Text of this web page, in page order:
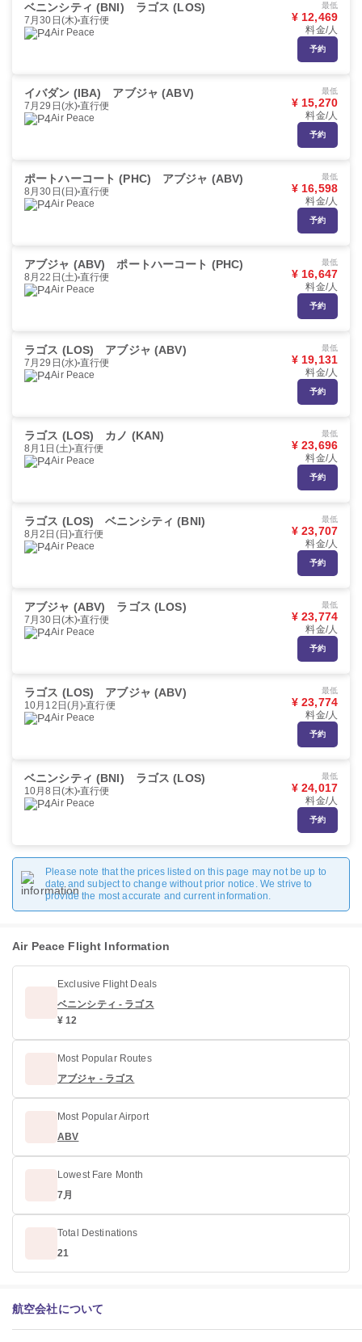
ベニンシティ (BNI) ラゴス (LOS)
7月30日(木) 直行便
Air Peace
最低
¥ 12,469
料金/人
予約
イバダン (IBA) アブジャ (ABV)
7月29日(水) 直行便
Air Peace
最低
¥ 15,270
料金/人
予約
ポートハーコート (PHC) アブジャ (ABV)
8月30日(日) 直行便
Air Peace
最低
¥ 16,598
料金/人
予約
アブジャ (ABV) ポートハーコート (PHC)
8月22日(土) 直行便
Air Peace
最低
¥ 16,647
料金/人
予約
ラゴス (LOS) アブジャ (ABV)
7月29日(水) 直行便
Air Peace
最低
¥ 19,131
料金/人
予約
ラゴス (LOS) カノ (KAN)
8月1日(土) 直行便
Air Peace
最低
¥ 23,696
料金/人
予約
ラゴス (LOS) ベニンシティ (BNI)
8月2日(日) 直行便
Air Peace
最低
¥ 23,707
料金/人
予約
アブジャ (ABV) ラゴス (LOS)
7月30日(木) 直行便
Air Peace
最低
¥ 23,774
料金/人
予約
ラゴス (LOS) アブジャ (ABV)
10月12日(月) 直行便
Air Peace
最低
¥ 23,774
料金/人
予約
ベニンシティ (BNI) ラゴス (LOS)
10月8日(木) 直行便
Air Peace
最低
¥ 24,017
料金/人
予約
Please note that the prices listed on this page may not be up to
date and subject to change without prior notice. We strive to
provide the most accurate and current information.
Air Peace Flight Information
Exclusive Flight Deals
ベニンシティ - ラゴス
¥ 12
Most Popular Routes
アブジャ - ラゴス
Most Popular Airport
ABV
Lowest Fare Month
7月
Total Destinations
21
航空会社について